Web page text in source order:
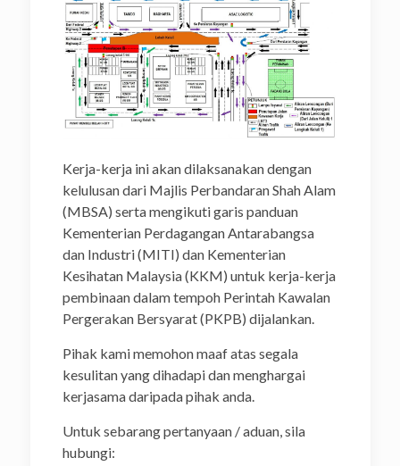
Kerja-kerja ini akan dilaksanakan dengan
kelulusan dari Majlis Perbandaran Shah Alam
(MBSA) serta mengikuti garis panduan
Kementerian Perdagangan Antarabangsa
dan Industri (MITI) dan Kementerian
Kesihatan Malaysia (KKM) untuk kerja-kerja
pembinaan dalam tempoh Perintah Kawalan
Pergerakan Bersyarat (PKPB) dijalankan.
Pihak kami memohon maaf atas segala
kesulitan yang dihadapi dan menghargai
kerjasama daripada pihak anda.
Untuk sebarang pertanyaan / aduan, sila
hubungi: